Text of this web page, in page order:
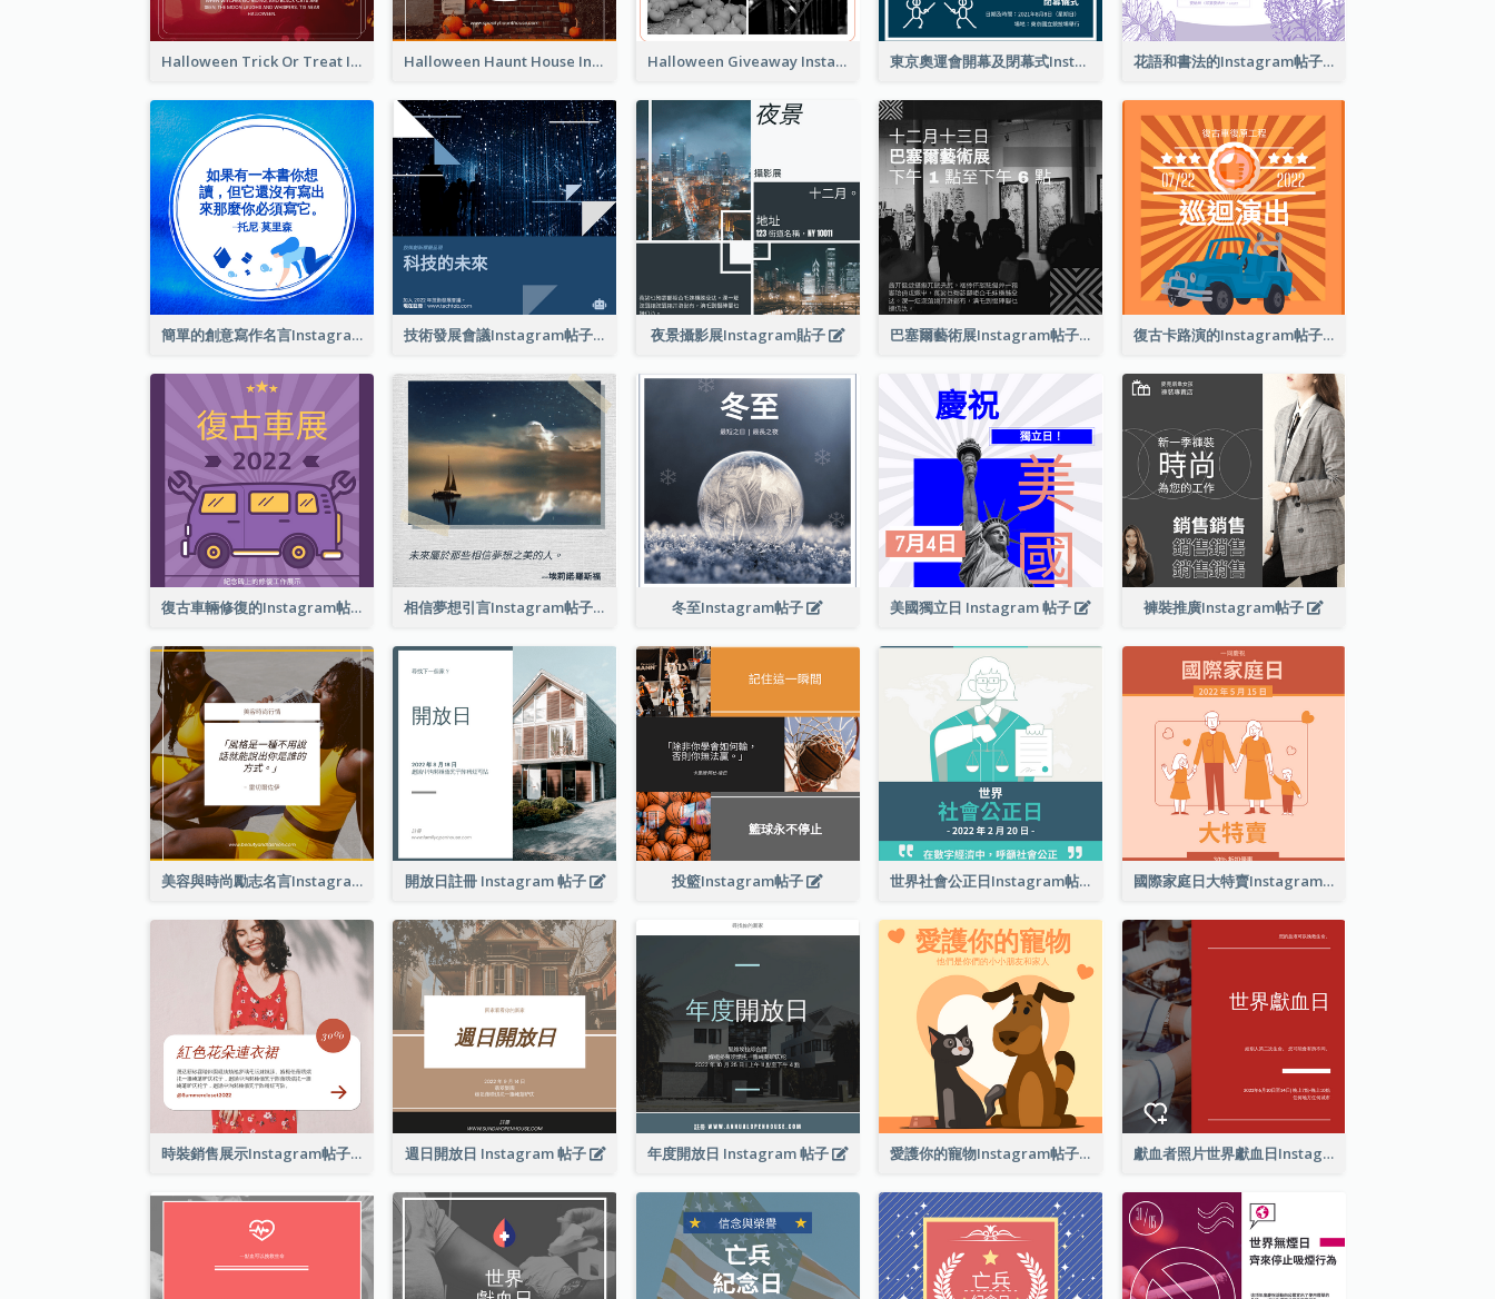
Halloween Trick Or Treat Instagram Post Halloween Haunt House Instagram Post Halloween Giveaway Instagram Post 東京奧運會開幕及閉幕式Instagram帖子 花語和書法的Instagram帖子
簡單的創意寫作名言Instagram帖子 技術發展會議Instagram帖子 夜景攝影展Instagram貼子 巴塞爾藝術展Instagram帖子 復古卡路演的Instagram帖子
復古車輛修復的Instagram帖子 相信夢想引言Instagram帖子 冬至Instagram帖子 美國獨立日 Instagram 帖子 褲裝推廣Instagram帖子
美容與時尚勵志名言Instagram帖子 開放日註冊 Instagram 帖子 投籃Instagram帖子 世界社會公正日Instagram帖子 國際家庭日大特賣Instagram帖子
時裝銷售展示Instagram帖子 週日開放日 Instagram 帖子 年度開放日 Instagram 帖子 愛護你的寵物Instagram帖子 獻血者照片世界獻血日Instagram帖子